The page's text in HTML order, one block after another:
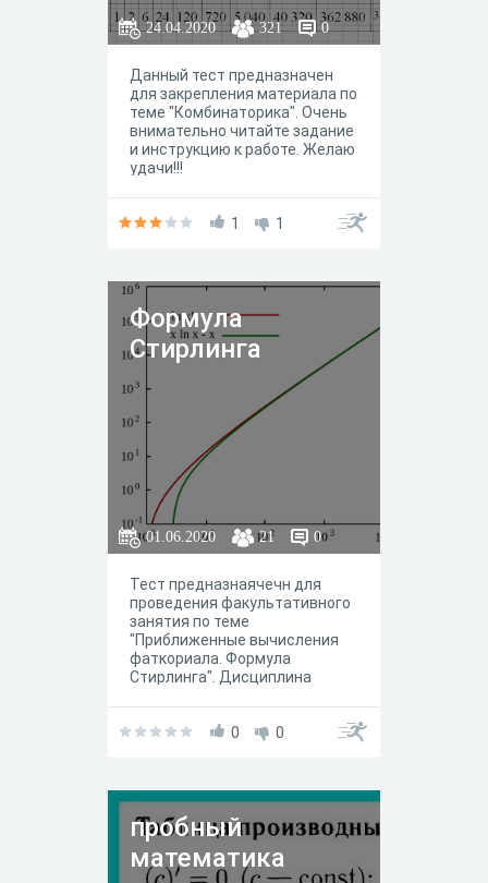
24.04.2020 321 0
Данный тест предназначен
для закрепления материала по
теме "Комбинаторика". Очень
внимательно читайте задание
и инструкцию к работе. Желаю
удачи!!!
1 1
Формула
Стирлинга
01.06.2020 21 0
Тест предназнаячечн для
проведения факультативного
занятия по теме
"Приближенные вычисления
фаткориала. Формула
Стирлинга". Дисциплина
0
0
пробный
математика